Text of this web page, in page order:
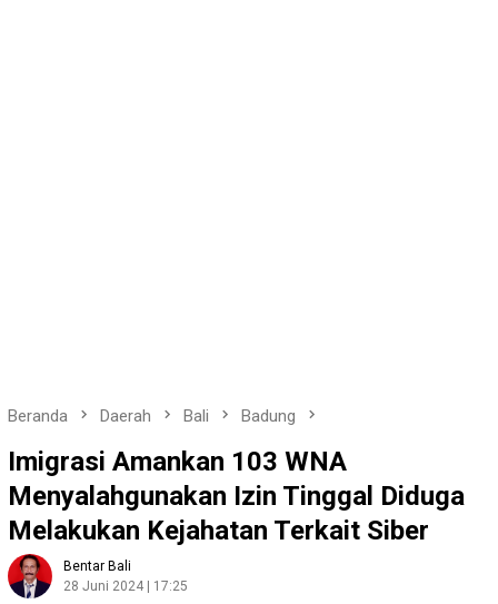
Beranda Daerah Bali Badung
Imigrasi Amankan 103 WNA
Menyalahgunakan Izin Tinggal Diduga
Melakukan Kejahatan Terkait Siber
Bentar Bali
28 Juni 2024 | 17:25